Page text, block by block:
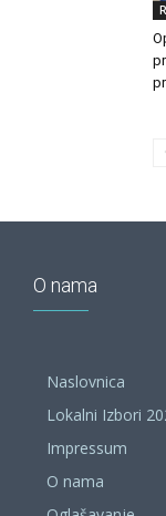
O nama
Naslovnica
Lokalni Izbori
Impressum
O nama